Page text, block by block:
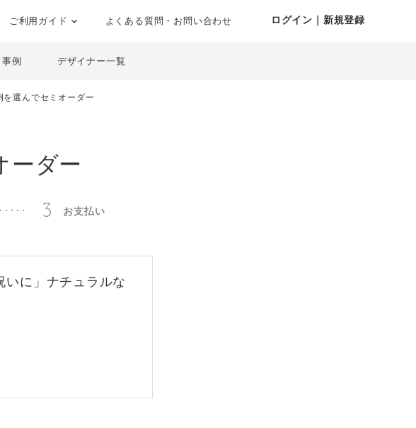
ご利用ガイド よくある質問・お問い合わせ ログイン｜新規登録
例 デザイナー一覧
を選んでセミオーダー
ーダー
3 お支払い
いに」ナチュラルな